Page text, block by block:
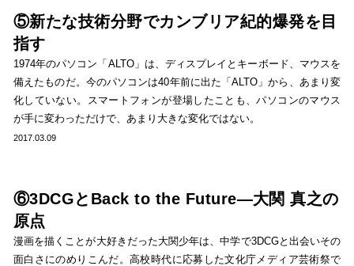
⑤新たな技術分野でカンブリア紀的爆発を目
指す
1974年のパソコン「ALTO」は、ディスプレイとキーボード、マウスを
備えたものだ。今のパソコンは40年前に出た「ALTO」から、あまり変
化していない。スマートフォンが登場したことも、パソコンのマウス
が手に変わっただけで、あまり大きな変化ではない。
2017.03.09
⑥3DCGとBack to the Future―大関 真之の
原点
漫画を描くことが大好きだった大関少年は、中学で3DCGと出会いその
面白さにのめりこんだ。高校時代に応募した文化庁メディア芸術祭で